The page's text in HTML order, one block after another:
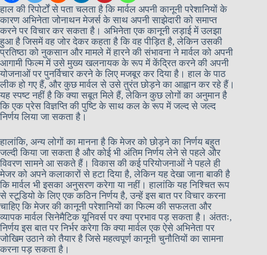
हाल की रिपोर्टों से पता चलता है कि मार्वल अपनी कानूनी परेशानियों के
कारण अभिनेता जोनाथन मेजर्स के साथ अपनी साझेदारी को समाप्त
करने पर विचार कर सकता है। अभिनेता एक कानूनी लड़ाई में उलझा
हुआ है जिसमें वह जोर देकर कहता है कि वह पीड़ित है, लेकिन उसकी
प्रतिष्ठा को नुकसान और मामले में हारने की संभावना ने मार्वल को अपनी
आगामी फिल्म में उसे मुख्य खलनायक के रूप में केंद्रित करने की अपनी
योजनाओं पर पुनर्विचार करने के लिए मजबूर कर दिया है। हाल के पाठ
लीक हो गए हैं, और कुछ मार्वल से उसे तुरंत छोड़ने का आह्वान कर रहे हैं।
यह स्पष्ट नहीं है कि क्या सबूत मिले हैं, लेकिन कुछ लोगों का अनुमान है
कि एक प्रेस विज्ञप्ति की पुष्टि के साथ कल के रूप में जल्द से जल्द
निर्णय लिया जा सकता है।
हालांकि, अन्य लोगों का मानना है कि मेजर को छोड़ने का निर्णय बहुत
जल्दी किया जा सकता है और कोई भी अंतिम निर्णय लेने से पहले और
विवरण सामने आ सकते हैं। विकास की कई परियोजनाओं ने पहले ही
मेजर को अपने कलाकारों से हटा दिया है, लेकिन यह देखा जाना बाकी है
कि मार्वल भी इसका अनुसरण करेगा या नहीं। हालांकि यह निश्चित रूप
से स्टूडियो के लिए एक कठिन निर्णय है, उन्हें इस बात पर विचार करना
चाहिए कि मेजर की कानूनी परेशानियों का फिल्म की सफलता और
व्यापक मार्वल सिनेमैटिक यूनिवर्स पर क्या प्रभाव पड़ सकता है। अंततः,
निर्णय इस बात पर निर्भर करेगा कि क्या मार्वल एक ऐसे अभिनेता पर
जोखिम उठाने को तैयार है जिसे महत्वपूर्ण कानूनी चुनौतियों का सामना
करना पड़ सकता है।